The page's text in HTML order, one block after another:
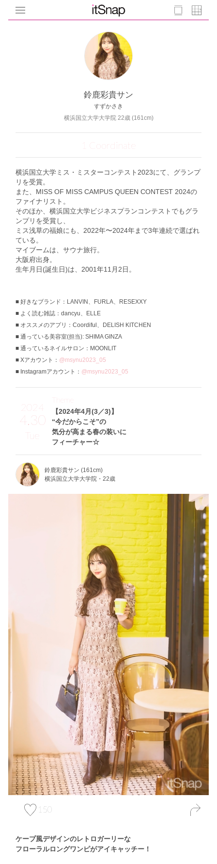
鈴鹿彩貴サン
すずかさき
横浜国立大学大学院 22歳 (161cm)
1 Coordinate
横浜国立大学ミス・ミスターコンテスト2023にて、グランプ
リを受賞。
また、MISS OF MISS CAMPUS QUEEN CONTEST 2024の
ファイナリスト。
そのほか、横浜国立大学ビジネスプランコンテストでもグラ
ンプリを受賞し、
ミス浅草の福娘にも、2022年〜2024年まで3年連続で選ばれ
ている。
マイブームは、サウナ旅行。
大阪府出身。
生年月日(誕生日)は、2001年11月2日。
好きなブランド：LANVIN、FURLA、RESEXXY
よく読む雑誌：dancyu、ELLE
オススメのアプリ：Coordiful、DELISH KITCHEN
通っている美容室(担当): SHIMA GINZA
通っているネイルサロン：MOONLIT
Xアカウント： @msynu2023_05
Instagramアカウント： @msynu2023_05
2024
4.30
Tue
【2024年4月(3／3)】
“今だからこそ”の
気分が高まる春の装いに
フィーチャー☆
Theme
鈴鹿彩貴サン (161cm)
横浜国立大学大学院・22歳
150
ケープ風デザインのレトロガーリーな
フローラルロングワンピがアイキャッチー！